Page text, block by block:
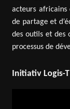
acteurs africains
de partage et
des outils et des
processus de
Initiativ Logis-